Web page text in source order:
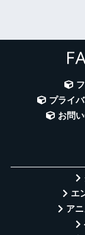
プライ
お問
エ
ア